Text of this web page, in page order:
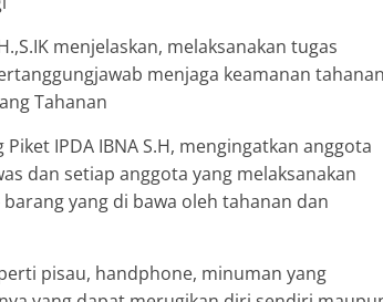
menjelaskan, melaksanakan tugas
menjaga keamanan tahanan
Tahanan
IPDA IBNA S.H, mengingatkan anggota
dan setiap anggota yang melaksanakan
yang di bawa oleh tahanan dan
pisau, handphone, minuman yang